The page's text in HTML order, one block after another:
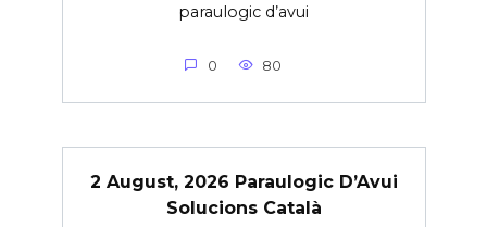
paraulogic d’avui
0 80
2 August, 2026 Paraulogic D’Avui
Solucions Català